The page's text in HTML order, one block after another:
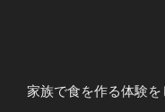
家族で食を作る体験を